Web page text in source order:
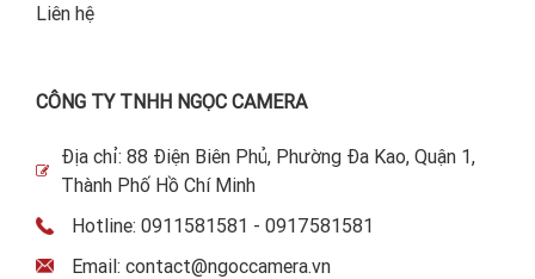
Liên hệ
CÔNG TY TNHH NGỌC CAMERA
Địa chỉ: 88 Điện Biên Phủ, Phường Đa Kao, Quận 1,
Thành Phố Hồ Chí Minh
Hotline: 0911581581 - 0917581581
Email: contact@ngoccamera.vn